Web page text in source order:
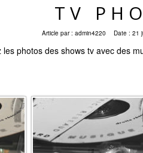
TV
Article par : admin4220 Date : 21
les photos des shows tv avec des